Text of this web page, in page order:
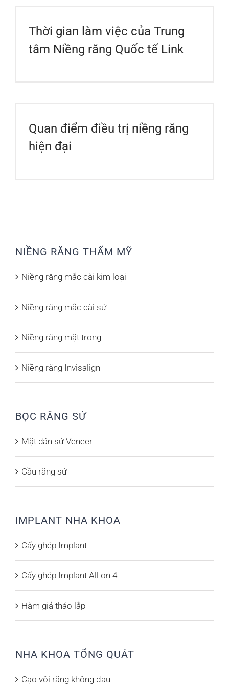
Thời gian làm việc của Trung
tâm Niềng răng Quốc tế Link
Quan điểm điều trị niềng răng
hiện đại
NIỀNG RĂNG THẨM MỸ
Niềng răng mắc cài kim loại
Niềng răng mắc cài sứ
Niềng răng mặt trong
Niềng răng Invisalign
BỌC RĂNG SỨ
Mặt dán sứ Veneer
Cầu răng sứ
IMPLANT NHA KHOA
Cấy ghép Implant
Cấy ghép Implant All on 4
Hàm giả tháo lắp
NHA KHOA TỔNG QUÁT
Cạo vôi răng không đau